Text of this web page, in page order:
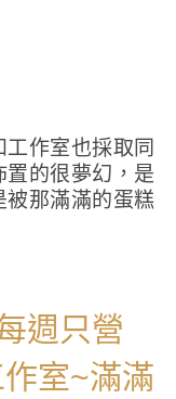
作室也採取同
的很夢幻，是
那滿滿的蛋糕